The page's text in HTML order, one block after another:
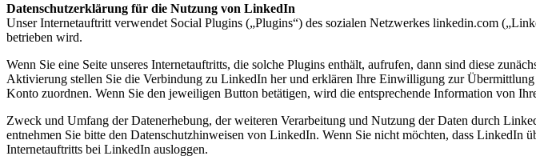
Datenschutzerklärung für die Nutzung von LinkedIn
Unser Internetauftritt verwendet Social Plugins („Plugins“) des sozialen Netzwerkes linkedin.com
betrieben wird.
Wenn Sie eine Seite unseres Internetauftritts, die solche Plugins enthält, aufrufen, dann sind diese
Aktivierung stellen Sie die Verbindung zu LinkedIn her und erklären Ihre Einwilligung zur
Konto zuordnen. Wenn Sie den jeweiligen Button betätigen, wird die entsprechende Information von
Zweck und Umfang der Datenerhebung, der weiteren Verarbeitung und Nutzung der Daten durch
entnehmen Sie bitte den Datenschutzhinweisen von LinkedIn. Wenn Sie nicht möchten, dass LinkedIn
Internetauftritts bei LinkedIn ausloggen.